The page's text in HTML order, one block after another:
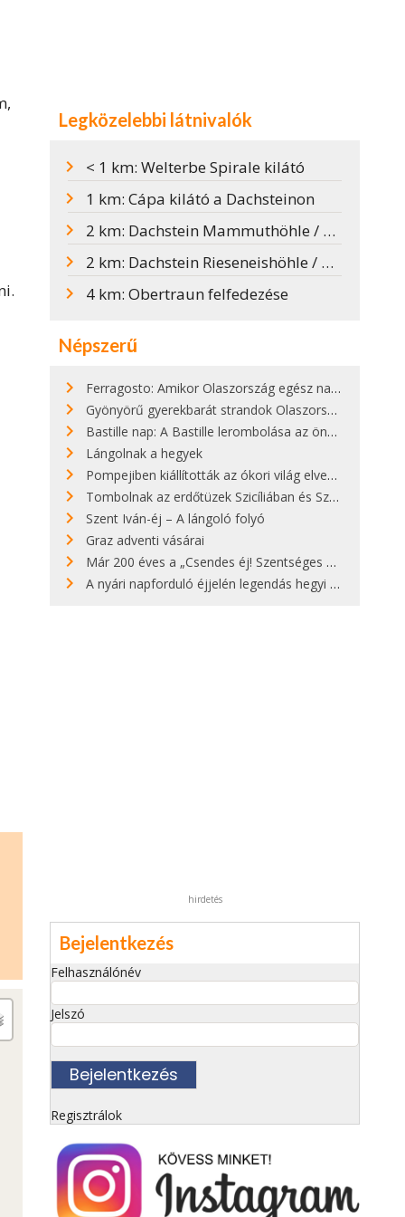
Legközelebbi látnivalók
< 1 km: Welterbe Spirale kilátó
1 km: Cápa kilátó a Dachsteinon
2 km: Dachstein Mammuthöhle / Mammutbarlang
2 km: Dachstein Rieseneishöhle / Óriás jégbarlang
4 km: Obertraun felfedezése
Népszerű
Ferragosto: Amikor Olaszország egész nap nyaral
Gyönyörű gyerekbarát strandok Olaszországban - megmutatjuk a 15 legjobbat
Bastille nap: A Bastille lerombolása az önkényuralom végét jelentette
Lángolnak a hegyek
Pompejiben kiállították az ókori világ elveszett híres szobrának másolatát
Tombolnak az erdőtüzek Szicíliában és Szardínián
Szent Iván-éj – A lángoló folyó
Graz adventi vásárai
Már 200 éves a „Csendes éj! Szentséges éj!”
A nyári napforduló éjjelén legendás hegyi tüzek világítják meg Zugspitzét
hirdetés
Bejelentkezés
Felhasználónév
Jelszó
Regisztrálok